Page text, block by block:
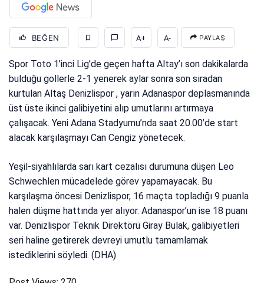
BEĞEN A+ A- PAYLAŞ
Spor Toto 1’inci Lig’de geçen hafta Altay’ı son dakikalarda
bulduğu gollerle 2-1 yenerek aylar sonra son sıradan
kurtulan Altaş Denizlispor , yarın Adanaspor deplasmanında
üst üste ikinci galibiyetini alıp umutlarını artırmaya
çalışacak. Yeni Adana Stadyumu’nda saat 20.00’de start
alacak karşılaşmayı Can Cengiz yönetecek.
Yeşil-siyahlılarda sarı kart cezalısı durumuna düşen Leo
Schwechlen mücadelede görev yapamayacak. Bu
karşılaşma öncesi Denizlispor, 16 maçta topladığı 9 puanla
halen düşme hattında yer alıyor. Adanaspor’un ise 18 puanı
var. Denizlispor Teknik Direktörü Giray Bulak, galibiyetleri
seri haline getirerek devreyi umutlu tamamlamak
istediklerini söyledi. (DHA)